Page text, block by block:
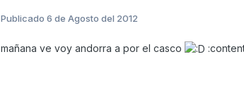
Publicado 6 de Agosto del 2012
mañana ve voy andorra a por el casco